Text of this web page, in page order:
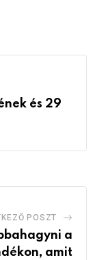
és 29
POSZT
a
amit